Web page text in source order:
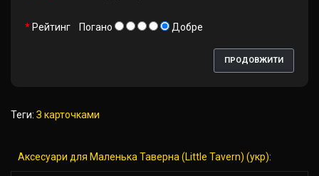
Рейтинг Погано Добре
ПРОДОВЖИТИ
Теги: З карточками
Аксесуари для Маленька Таверна (Little Tavern) (укр):